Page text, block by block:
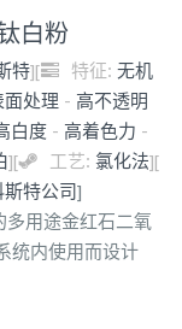
白粉
特][ 特征: 无机
处理 - 高不透明
白度 - 高着色力 -
][ 工艺: 氯化法][
特公司 ]
用途金红石二氧
统内使用而设计